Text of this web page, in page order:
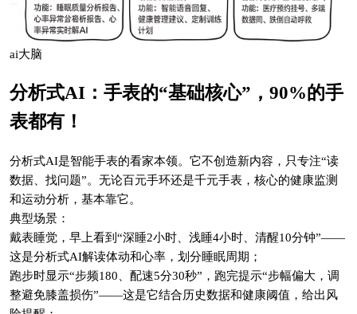
ai大脑
分析式AI：手表的“基础核心”，90%的手
表都有！
分析式AI是智能手表的看家本领。它不创造新内容，只专注“读
数据、找问题”。无论百元手环还是千元手表，核心的健康监测
和运动分析，基本靠它。
典型场景：
戴表睡觉，早上看到“深睡2小时、浅睡4小时、清醒10分钟”——
这是分析式AI解读体动和心率，划分睡眠周期；
跑步时显示“步频180、配速5分30秒”，跑完提示“步幅偏大，调
整避免膝盖损伤”——这是它结合历史数据和健康阈值，给出风